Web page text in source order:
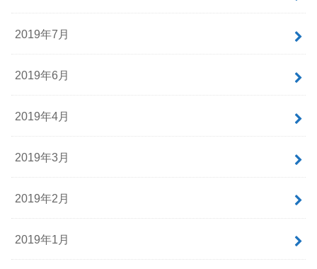
2019年7月
2019年6月
2019年4月
2019年3月
2019年2月
2019年1月